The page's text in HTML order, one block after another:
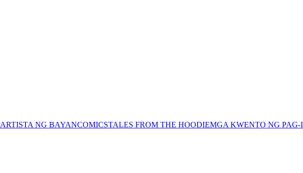
ARTISTA NG BAYANCOMICSTALES FROM THE HOODIEMGA KWENTO NG